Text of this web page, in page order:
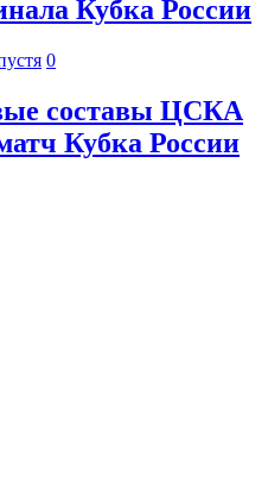
Кубка России
0
составы ЦСКА
Кубка России